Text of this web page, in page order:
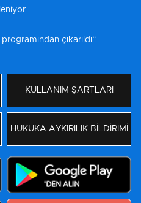
çıkarıldı”
KULLANIM ŞARTLARI
HUKUKA AYKIRILIK BİLDİRİMİ